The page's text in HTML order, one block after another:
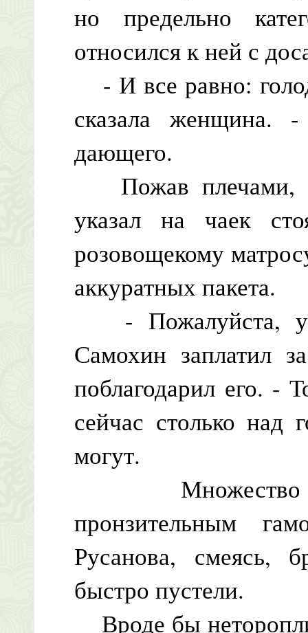
но предельно
относился к ней с
- И все равно:
сказала женщина.
дающего.
Пожав плечами,
указал на чаек
розовощекому
аккуратных пакета.
- Пожалуйста, у
Самохин заплатил
поблагодарил его. -
сейчас столько над
могут.
Множество
пронзительным
Русанова, смеясь,
быстро пустели.
Вроде бы